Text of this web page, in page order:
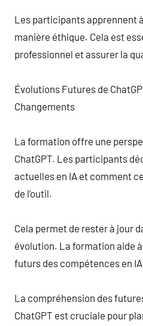
Les participants apprennent
manière éthique. Cela est
professionnel et assurer la
Évolutions Futures de
Changements
La formation offre une
ChatGPT. Les participants
actuelles en IA et comment
de l’outil.
Cela permet de rester à jour
évolution. La formation aide
futurs des compétences en
La compréhension des
ChatGPT est cruciale pour